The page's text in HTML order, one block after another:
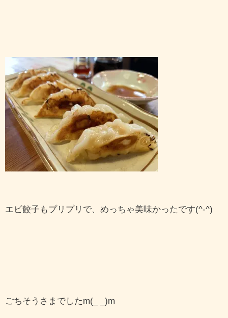
エビ餃子もプリプリで、めっちゃ美味かったです(^-^)
ごちそうさまでしたm(_ _)m